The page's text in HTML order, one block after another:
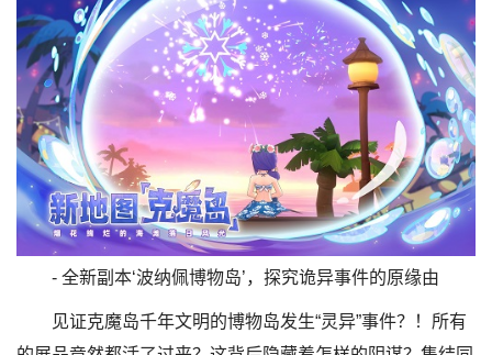
- 全新副本‘波纳佩博物岛’，探究诡异事件的原缘由
见证克魔岛千年文明的博物岛发生“灵异”事件？！所有